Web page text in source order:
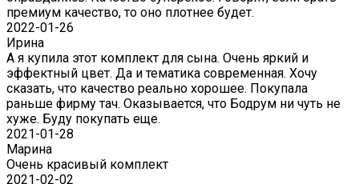
премиум качество, то оно плотнее будет.
2022-01-26
Ирина
А я купила этот комплект для сына. Очень яркий и
эффектный цвет. Да и тематика современная. Хочу
сказать, что качество реально хорошее. Покупала
раньше фирму тач. Оказывается, что Бодрум ни чуть не
хуже. Буду покупать еще.
2021-01-28
Марина
Очень красивый комплект
2021-02-02